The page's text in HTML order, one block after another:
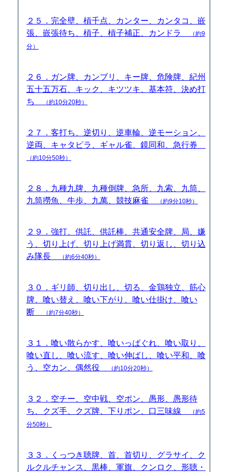
２５．完全壁、槓千点、カンター、カンタコ、嵌
張、嵌張待ち、槓子、槓子補正、カンドラ
（約9
分）
２６．ガン牌、カンブリ、キー牌、危険牌、紀州
五十五万石、キック、キツツキ、基本符、決め打
ち
（約10分20秒）
２７．客打ち、逆切り、逆車輪、逆モーション、
逆両、キャタピラ、ギャル雀、鏡同和、急行券
（約10分50秒）
２８．九種九牌、九種倒牌、急所、九索、九筒、
九筒撈魚、牛歩、九萬、競技麻雀
（約9分10秒）
２９．強打、供託、供託棒、共通安全牌、局、嫌
う、切り上げ、切り上げ満貫、切り返し、切り込
み隊長
（約6分40秒）
３０．ギリ師、切り出し、切る、金鶏独立、筋心
牌、喰い替え、喰い下がり、喰い仕掛け、喰い
断
（約7分40秒）
３１．喰い散らかす、喰いっぱぐれ、喰い取り、
喰い直し、喰い流す、喰い伸ばし、喰い平和、喰
う、空カン、偶然役
（約10分20秒）
３２．空チー、空中戦、空ポン、愚形、愚形待
ち、クズ手、クズ牌、下りポン、口三味線
（約5
分50秒）
３３．くっつき聴牌、首、首切り、グラサイ、ク
ルクルチャンス、黒棒、軍旗、クンロク、形聴・